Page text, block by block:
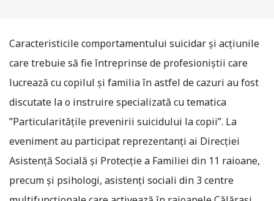
Caracteristicile comportamentului suicidar și acțiunile
care trebuie să fie întreprinse de profesioniștii care
lucrează cu copilul și familia în astfel de cazuri au fost
discutate la o instruire specializată cu tematica
”Particularitățile prevenirii suicidului la copii”. La
eveniment au participat reprezentanți ai Direcției
Asistență Socială și Protecție a Familiei din 11 raioane,
precum și psihologi, asistenți sociali din 3 centre